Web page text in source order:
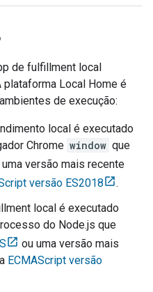
de fulfillment local
plataforma Local Home é
de execução:
local é executado
Chrome window que
uma versão mais recente
versão ES2018
.
local é executado
do Node.js que
ou uma versão mais
ECMAScript versão